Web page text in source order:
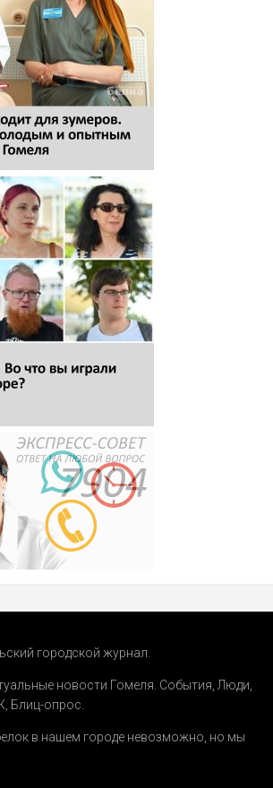
городской журнал.
новости Гомеля. События Люди
Блиц-опрос
в нашем городе невозможно, но мы